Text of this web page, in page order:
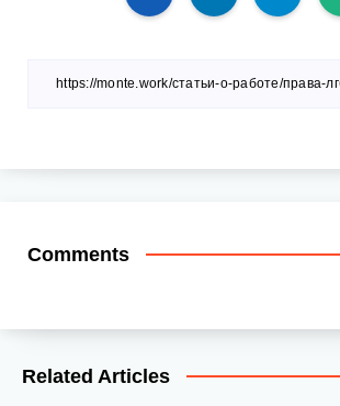
Comments
Related Articles